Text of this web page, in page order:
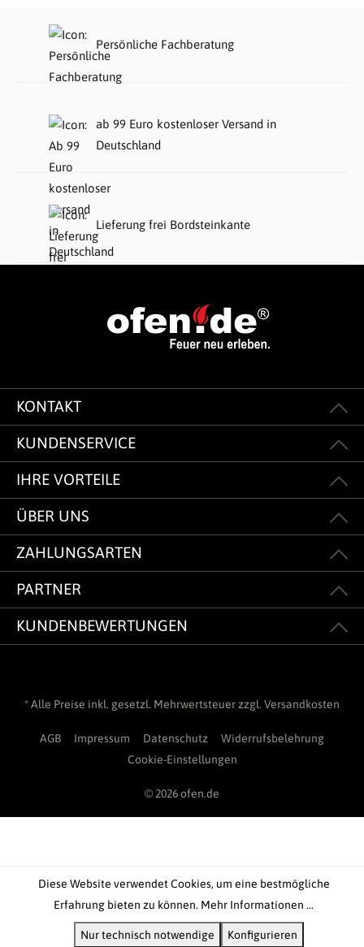
Persönliche Fachberatung
ab 99 Euro kostenloser Versand in
Deutschland
Lieferung frei Bordsteinkante
KONTAKT
KUNDENSERVICE
IHRE VORTEILE
ÜBER UNS
ZAHLUNGSARTEN
PARTNER
KUNDENBEWERTUNGEN
* Alle Preise inkl. gesetzl. Mehrwertsteuer zzgl. Versandkosten
AGB Impressum Datenschutz
Widerrufsbelehrung
Cookie-Einstellungen
© 2026 ofen.de
Diese Website verwendet Cookies, um eine bestmögliche
Erfahrung bieten zu können. Mehr Informationen ...
Nur technisch notwendige Konfigurieren